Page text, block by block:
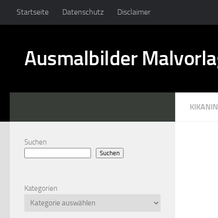
Startseite Datenschutz Disclaimer
Ausmalbilder
Suchen
Suchen
Kategorien